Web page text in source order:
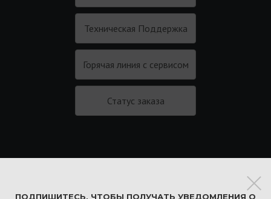
ПОДПИШИТЕСЬ, ЧТОБЫ ПОЛУЧАТЬ УВЕДОМЛЕНИЯ О
Техническая Поддержка
Горячая линия с сервисом
Статус заказа